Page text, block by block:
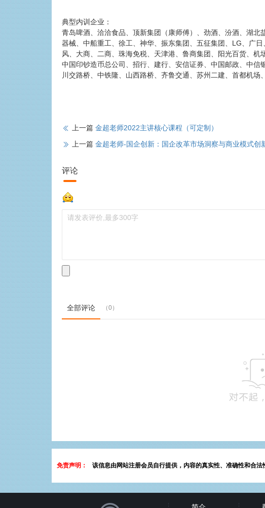
典型内训企业：
青岛啤酒、洽洽食品、顶新集团（康师傅）、劲酒、汾酒、湖
器械、中船重工、徐工、神华、振东集团、五征集团、LG、广
风、大商、二商、珠海免税、天津港、鲁商集团、阳光百货、
中国印钞造币总公司、招行、建行、安信证券、中国邮政、中
川交路桥、中铁隆、山西路桥、齐鲁交通、苏州二建、首都机
上一篇 金超老师2022主讲核心课程（可定制）
上一篇 金超老师-国企创新：国企改革市场洞察与商业模式创
评论
全部评论 （0）
免责声明： 该信息由网站注册会员自行提供，内容的真实性、准确性和合